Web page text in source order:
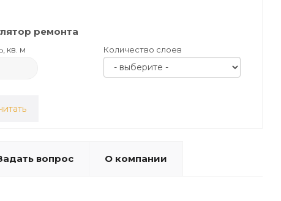
ремонта
кв. м Количество слоев
вопрос О компании